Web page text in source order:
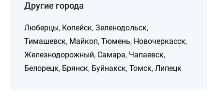
Другие города
Люберцы, Копейск, Зеленодольск,
Тимашевск, Майкоп, Тюмень, Новочеркасск,
Железнодорожный, Самара, Чапаевск,
Белорецк, Брянск, Буйнакск, Томск, Липецк